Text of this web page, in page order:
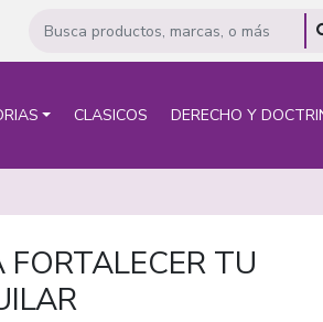
CLASICOS DERECHO Y
FORTALECER TU